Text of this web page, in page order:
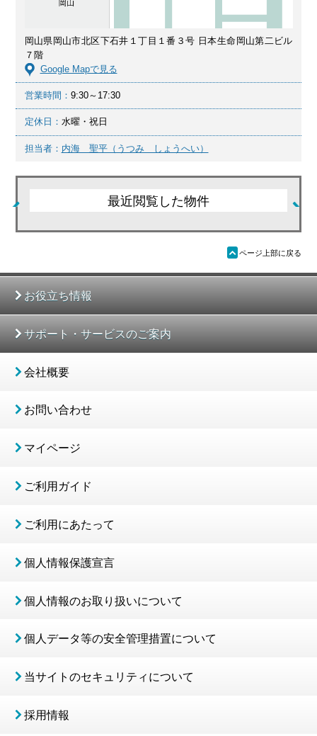
岡山県岡山市北区下石井１丁目１番３号 日本生命岡山第二ビル
７階
Google Mapで見る
営業時間： 9:30～17:30
定休日： 水曜・祝日
担当者： 内海 聖平（うつみ しょうへい）
最近閲覧した物件
ü ページ上部に戻る
お役立ち情報
サポート・サービスのご案内
会社概要
お問い合わせ
マイページ
ご利用ガイド
ご利用にあたって
個人情報保護宣言
個人情報のお取り扱いについて
個人データ等の安全管理措置について
当サイトのセキュリティについて
採用情報